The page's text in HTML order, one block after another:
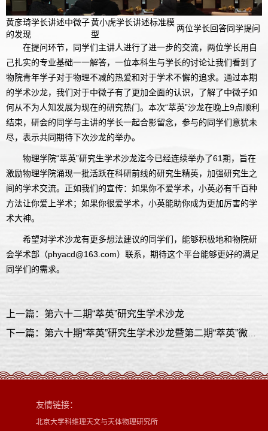
黄彦琦学长讲述中微子
的发现
黄小虎学长讲述标准模
型
两位学长回答同学提问
在提问环节，同学们主讲人进行了进一步的交流，两位学长用自
己扎实的专业基础一一解答，一位本科生与学长的讨论让我们看到了
物院青年学子对于物理不减的热爱和对于学术不懈的追求。通过本期
的学术沙龙，我们对于中微子有了更加全面的认识，了解了中微子如
何从不为人知发展为现在的研究热门。本次“萃英”沙龙在晚上9点顺利
结束，研会的同学与主讲的学长一起合影留念，参与的同学们意犹未
尽，表示共同期待下次沙龙的举办。
物理学院“萃英”研究生学术沙龙迄今已经连续举办了61期，旨在
激励物理学院涌现一批活跃在科研前线的研究生精英，加强研究生之
间的学术交流。正如我们的宣传：如果你不爱学术，小英必有千百种
方法让你爱上学术；如果你很爱学术，小英能助你成为更加厉害的学
术大神。
希望对学术沙龙有更多想法建议的同学们，能够积极地和物院研
会学术部（phyacd@163.com）联系，期待这个平台能够更好的满足
同学们的需求。
上一篇：第六十二期“萃英”研究生学术沙龙
友情链接：
北京大学科维理天文与天体物理研究所